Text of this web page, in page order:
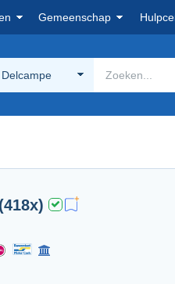
Gemeenschap
(418x)